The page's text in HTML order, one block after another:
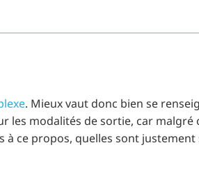
. Mieux vaut donc bien se
les modalités de sortie, car malgré
ce propos, quelles sont